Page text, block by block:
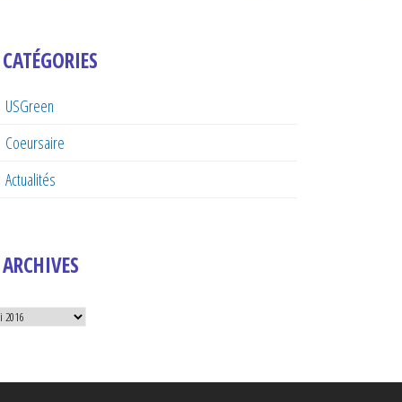
CATÉGORIES
USGreen
Coeursaire
Actualités
ARCHIVES